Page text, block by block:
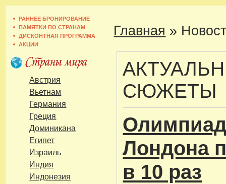
РАННЕЕ БРОНИРОВАНИЕ
ПАМЯТКИ ПО СТРАНАМ
ДИСКОНТНАЯ ПРОГРАММА
АКЦИИ
Австрия
Вьетнам
Германия
Греция
Доминикана
Египет
Израиль
Индия
Индонезия
Главная »
СЮЖЕТЫ
Лондона
в 10 раз